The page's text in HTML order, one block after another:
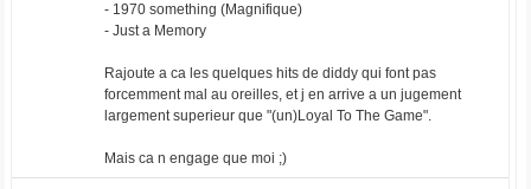
- 1970 something (Magnifique)
- Just a Memory
Rajoute a ca les quelques hits de diddy qui font pas
forcemment mal au oreilles, et j en arrive a un jugement
largement superieur que "(un)Loyal To The Game".
Mais ca n engage que moi ;)